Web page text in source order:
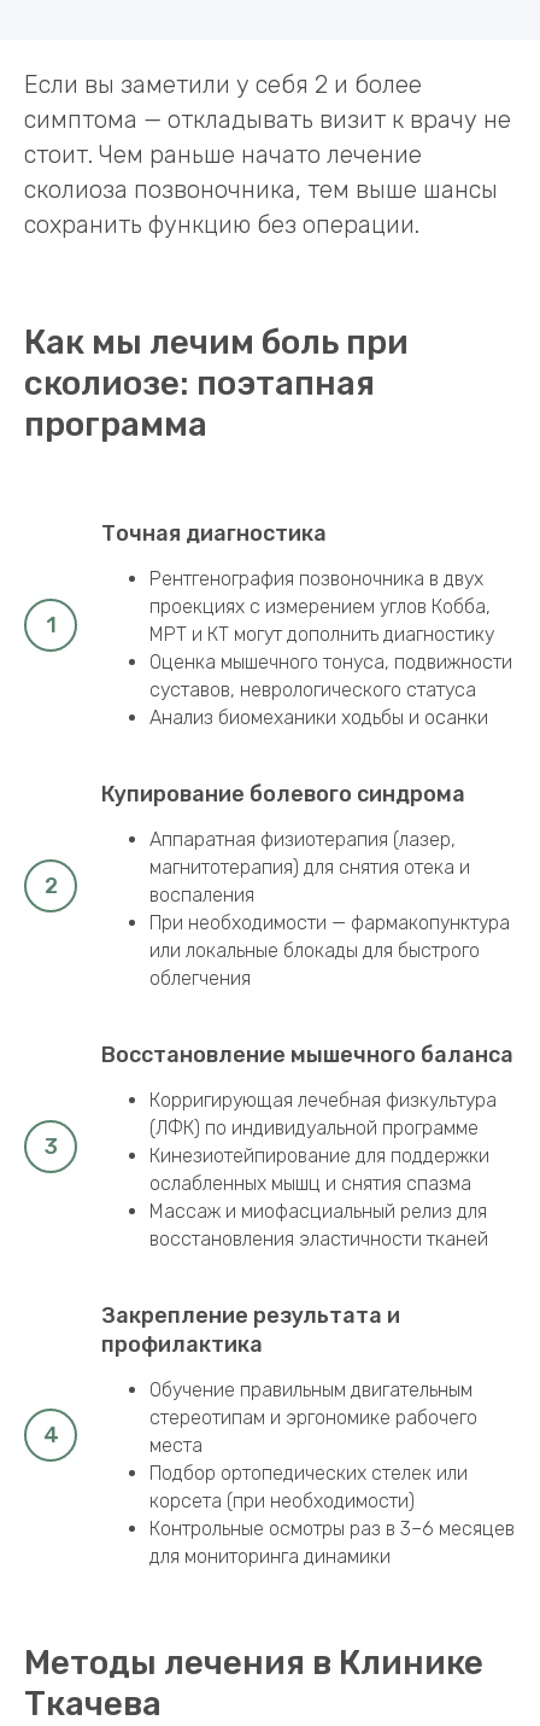
Если вы заметили у себя 2 и более
симптома — откладывать визит к врачу не
стоит. Чем раньше начато лечение
сколиоза позвоночника, тем выше шансы
сохранить функцию без операции.
Как мы лечим боль при
сколиозе: поэтапная
программа
Точная диагностика
Рентгенография позвоночника в двух
проекциях с измерением углов Кобба,
МРТ и КТ могут дополнить диагностику
Оценка мышечного тонуса, подвижности
суставов, неврологического статуса
Анализ биомеханики ходьбы и осанки
Купирование болевого синдрома
Аппаратная физиотерапия (лазер,
магнитотерапия) для снятия отека и
воспаления
При необходимости — фармакопунктура
или локальные блокады для быстрого
облегчения
Восстановление мышечного баланса
Корригирующая лечебная физкультура
(ЛФК) по индивидуальной программе
Кинезиотейпирование для поддержки
ослабленных мышц и снятия спазма
Массаж и миофасциальный релиз для
восстановления эластичности тканей
Закрепление результата и
профилактика
Обучение правильным двигательным
стереотипам и эргономике рабочего
места
Подбор ортопедических стелек или
корсета (при необходимости)
Контрольные осмотры раз в 3–6 месяцев
для мониторинга динамики
Методы лечения в Клинике
Ткачева